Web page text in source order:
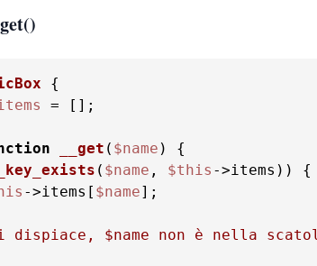
= [];
__get ( $name )
( $name , $this
->items[ $name];
dispiace, $name non è nella